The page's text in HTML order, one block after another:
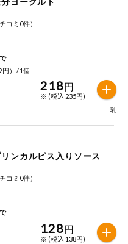
かに
ラチン
チコミ0件）
円）/1個
218円
※ (税込 235円)
乳
ンカルピス入りソース
チコミ0件）
128円
※ (税込 138円)